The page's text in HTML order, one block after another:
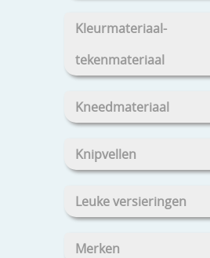
Kleurmateriaal-
tekenmateriaal
Kneedmateriaal
Knipvellen
Leuke versieringen
Merken